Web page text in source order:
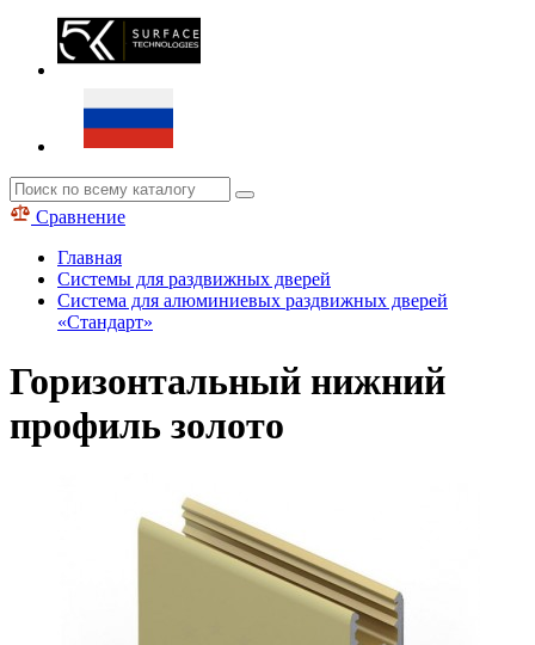
Сравнение
Главная
Системы для раздвижных дверей
Система для алюминиевых раздвижных дверей
«Стандарт»
Горизонтальный нижний
профиль золото